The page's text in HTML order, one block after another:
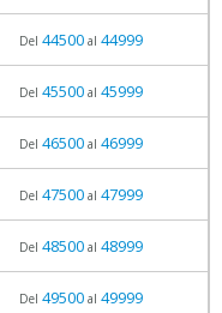
Del 44500al 44999
Del 45500al 45999
Del 46500al 46999
Del 47500al 47999
Del 48500al 48999
Del 49500al 49999